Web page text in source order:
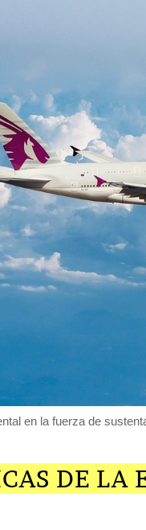
en la fuerza de
DE LA